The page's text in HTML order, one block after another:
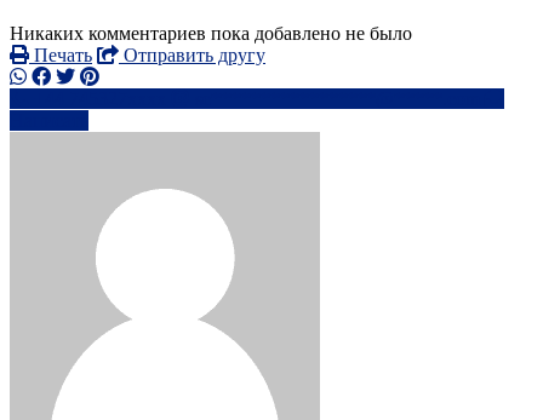
Никаких комментариев пока добавлено не было
Печать
Отправить другу